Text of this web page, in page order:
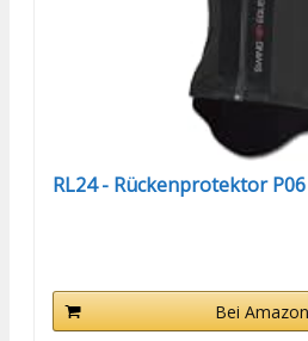
RL24 - Rückenprotektor
Bei